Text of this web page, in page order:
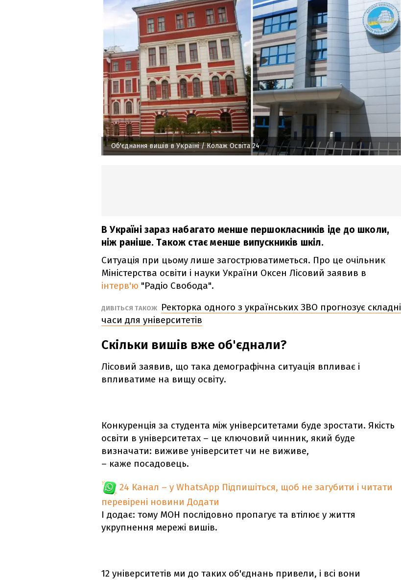
Об'єднання вишів в Україні/ Колаж Освіта 24
В Україні зараз набагато менше першокласників іде до школи,
ніж раніше. Також стає менше випускників шкіл.
Ситуація при цьому лише загострюватиметься. Про це очільник
Міністерства освіти і науки України Оксен Лісовий заявив в
інтерв'ю "Радіо Свобода".
ДИВІТЬСЯ ТАКОЖ
Ректорка одного з українських ЗВО прогнозує складні
часи для університетів
Скільки вишів вже об'єднали?
Лісовий заявив, що така демографічна ситуація впливає і
впливатиме на вищу освіту.
Конкуренція за студента між університетами буде зростати. Якість
освіти в університетах – це ключовий чинник, який буде
визначати: виживе університет чи не виживе,
– каже посадовець.
24 Канал – у WhatsApp Підпишіться, щоб не загубити і читати
перевірені новини Додати
І додає: тому МОН послідовно пропагує та втілює у життя
укрупнення мережі вишів.
12 університетів ми до таких об'єднань привели, і всі вони